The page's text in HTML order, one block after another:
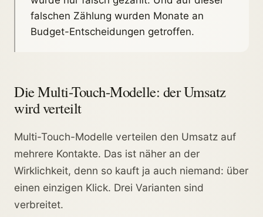
falschen Zählung wurden Monate an
Budget-Entscheidungen getroffen.
Die Multi-Touch-Modelle: der Umsatz
wird verteilt
Multi-Touch-Modelle verteilen den Umsatz auf
mehrere Kontakte. Das ist näher an der
Wirklichkeit, denn so kauft ja auch niemand: über
einen einzigen Klick. Drei Varianten sind
verbreitet.